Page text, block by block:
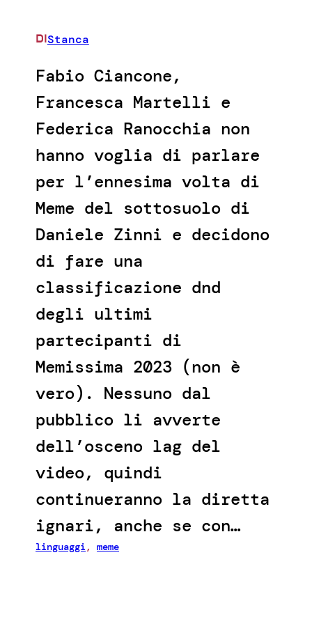
DIStanca
Fabio Ciancone,
Francesca Martelli e
Federica Ranocchia non
hanno voglia di parlare
per l’ennesima volta di
Meme del sottosuolo di
Daniele Zinni e decidono
di fare una
classificazione dnd
degli ultimi
partecipanti di
Memissima 2023 (non è
vero). Nessuno dal
pubblico li avverte
dell’osceno lag del
video, quindi
continueranno la diretta
ignari, anche se con…
linguaggi, meme